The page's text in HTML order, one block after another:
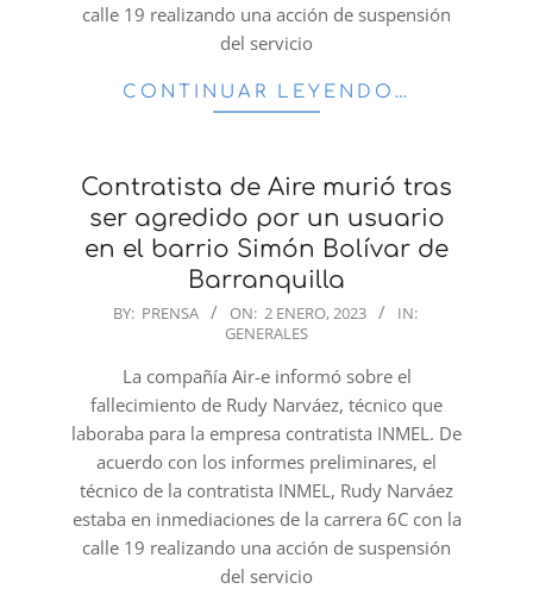
calle 19 realizando una acción de suspensión
del servicio
CONTINUAR LEYENDO…
Contratista de Aire murió tras
ser agredido por un usuario
en el barrio Simón Bolívar de
Barranquilla
2023-BY: PRENSA ON: 2 ENERO, 2023
IN:
GENERALES
La compañía Air-e informó sobre el
fallecimiento de Rudy Narváez, técnico que
laboraba para la empresa contratista INMEL. De
acuerdo con los informes preliminares, el
técnico de la contratista INMEL, Rudy Narváez
estaba en inmediaciones de la carrera 6C con la
calle 19 realizando una acción de suspensión
del servicio